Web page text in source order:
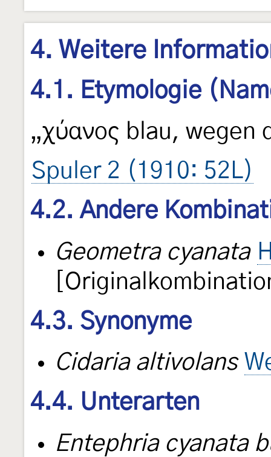
4. Weitere
4.1. Etymologie
„χύανος blau, wegen
Spuler 2 (1910: 52L)
4.2. Andere
Geometra cyanata
4.3. Synonyme
Cidaria altivolans
4.4. Unterarten
Entephria cyanata